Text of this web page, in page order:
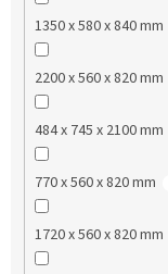
1350 x 580 x 840 mm
2200 x 560 x 820 mm
484 x 745 x 2100 mm
770 x 560 x 820 mm
1720 x 560 x 820 mm